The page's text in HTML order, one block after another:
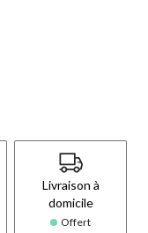
Livraison à
domicile
Offert